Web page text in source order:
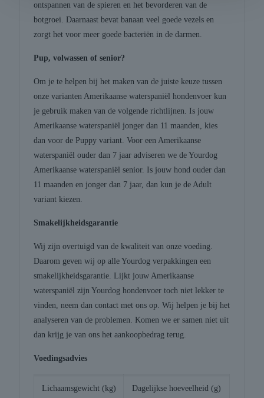
ontspannen van de spieren en het bevorderen van de
botgroei. Daarnaast bevat banaan veel goede vezels en
zorgt het voor meer goede bacteriën in de darmen.
Pup, volwassen of senior?
Om je te helpen bij het maken van de juiste keuze tussen
onze varianten Amerikaanse waterspaniël hondenvoer kun
je gebruik maken van de volgende richtlijnen. Is jouw
Amerikaanse waterspaniël jonger dan 11 maanden, kies
dan voor de Puppy variant. Voor een Amerikaanse
waterspaniël ouder dan 7 jaar adviseren we de Yourdog
Amerikaanse waterspaniël senior. Is jouw hond ouder dan
11 maanden en jonger dan 7 jaar, dan kun je de Adult
variant kiezen.
Smakelijkheidsgarantie
Wij zijn overtuigd van de kwaliteit van onze voeding.
Daarom geven wij op alle Yourdog verpakkingen een
smakelijkheidsgarantie. Lijkt jouw Amerikaanse
waterspaniël zijn Yourdog hondenvoer toch niet lekker te
vinden, neem dan contact met ons op. Wij helpen je bij het
analyseren van de problemen. Komen we er samen niet uit
dan krijg je van ons het aankoopbedrag terug.
Voedingsadvies
Lichaamsgewicht (kg) Dagelijkse hoeveelheid (g)